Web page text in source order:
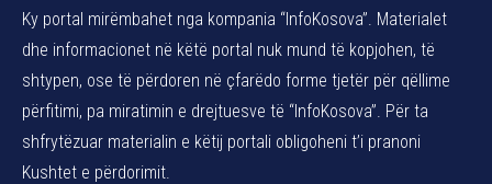
Ky portal mirëmbahet nga kompania “InfoKosova”. Materialet
dhe informacionet në këtë portal nuk mund të kopjohen, të
shtypen, ose të përdoren në çfarëdo forme tjetër për qëllime
përfitimi, pa miratimin e drejtuesve të “InfoKosova”. Për ta
shfrytëzuar materialin e këtij portali obligoheni t’i pranoni
Kushtet e përdorimit.